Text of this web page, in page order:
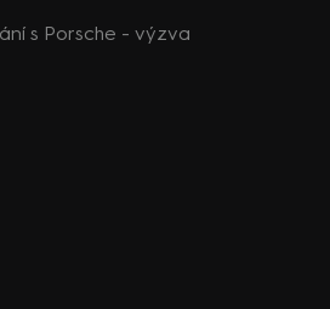
s Porsche - výzva